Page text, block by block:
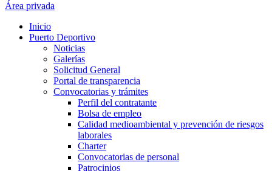
Área privada
Inicio
Puerto Deportivo
Noticias
Galerías
Solicitud General
Portal de transparencia
Convocatorias y trámites
Perfil del contratante
Bolsa de empleo
Calidad medioambiental y prevención de riesgos
laborales
Charter
Convocatorias de personal
Patrocinios